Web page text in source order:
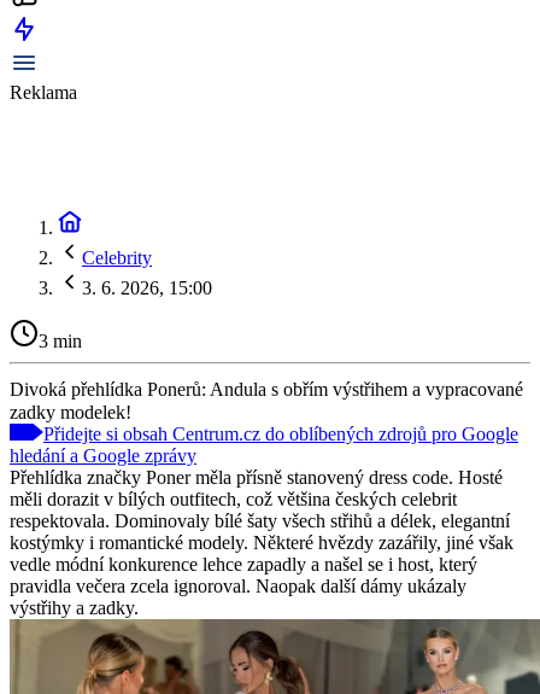
Reklama
Celebrity
3. 6. 2026, 15:00
3 min
Divoká přehlídka Ponerů: Andula s obřím výstřihem a vypracované
zadky modelek!
Přidejte si obsah Centrum.cz do oblíbených zdrojů pro Google
hledání a Google zprávy
Přehlídka značky Poner měla přísně stanovený dress code. Hosté
měli dorazit v bílých outfitech, což většina českých celebrit
respektovala. Dominovaly bílé šaty všech střihů a délek, elegantní
kostýmky i romantické modely. Některé hvězdy zazářily, jiné však
vedle módní konkurence lehce zapadly a našel se i host, který
pravidla večera zcela ignoroval. Naopak další dámy ukázaly
výstřihy a zadky.